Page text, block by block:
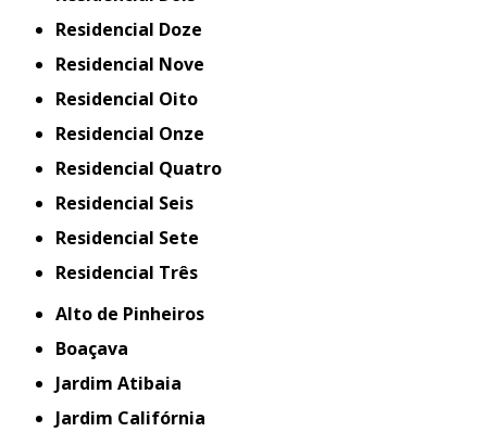
Residencial Doze
Residencial Nove
Residencial Oito
Residencial Onze
Residencial Quatro
Residencial Seis
Residencial Sete
Residencial Três
Alto de Pinheiros
Boaçava
Jardim Atibaia
Jardim Califórnia